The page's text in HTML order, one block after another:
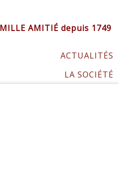
AMITIÉ depuis 1749
ACTUALITÉS
LA SOCIÉTÉ